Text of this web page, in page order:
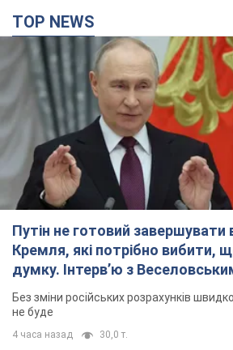
TOP NEWS
Путін не готовий завершувати
Кремля, які потрібно вибити,
думку. Інтерв’ю з
Без зміни російських розрахунків
не буде
4 часа назад 30,0 т.